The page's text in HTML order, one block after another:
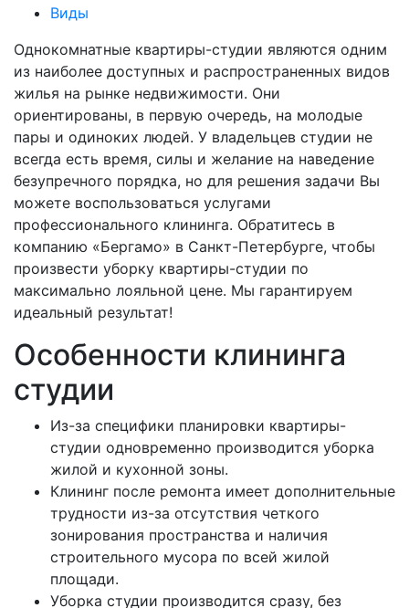
Виды
Однокомнатные квартиры-студии являются одним
из наиболее доступных и распространенных видов
жилья на рынке недвижимости. Они
ориентированы, в первую очередь, на молодые
пары и одиноких людей. У владельцев студии не
всегда есть время, силы и желание на наведение
безупречного порядка, но для решения задачи Вы
можете воспользоваться услугами
профессионального клининга. Обратитесь в
компанию «Бергамо» в Санкт-Петербурге, чтобы
произвести уборку квартиры-студии по
максимально лояльной цене. Мы гарантируем
идеальный результат!
Особенности клининга
студии
Из-за специфики планировки квартиры-
студии одновременно производится уборка
жилой и кухонной зоны.
Клининг после ремонта имеет дополнительные
трудности из-за отсутствия четкого
зонирования пространства и наличия
строительного мусора по всей жилой
площади.
Уборка студии производится сразу, без